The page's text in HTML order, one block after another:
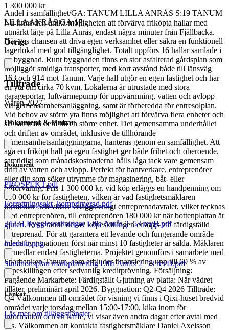
1 300 000 kr
Nu finns den unika möjligheten att förvärva friköpta hallar med
utmärkt läge på Lilla Anrås, endast några minuter från Fjällbacka.
Här ges chansen att driva egen verksamhet eller säkra en funktionell
lagerlokal med god tillgänglighet. Totalt uppförs 16 hallar samlade i
en byggnad. Runt byggnaden finns en stor asfalterad gårdsplan som
möjliggör smidiga transporter, med kort avstånd både till länsväg
163 och 914 mot Tanum. Varje hall utgör en egen fastighet och har
en yta om cirka 70 kvm. Lokalerna är utrustade med stora
garageportar, luftvärmepump för uppvärmning, vatten och avlopp
via gemensamhetsanläggning, samt är förberedda för entresolplan.
Vid behov av större yta finns möjlighet att förvärva flera enheter och
slå samman dem till en större enhet. Det gemensamma underhållet
och driften av området, inklusive de tillhörande
gemensamhetsanläggningarna, hanteras genom en samfällighet. Att
äga en friköpt hall på egen fastighet ger både frihet och oberoende,
samtidigt som månadskostnaderna hålls låga tack vare gemensam
drift av vatten och avlopp. Perfekt för hantverkare, entreprenörer
eller dig som söker utrymme för magasinering, båt- eller
bilförvaring. Pris 1 300 000 kr, vid köp erläggs en handpenning om
100 000 kr för fastigheten, vilken är vad fastighetsmäklaren
förmedlar och vidare erläggs enligt entreprenadavtalet, vilket tecknas
med entreprenören, till entreprenören 180 000 kr när bottenplattan är
gjuten. Resterande del av köpeskillingen erläggs vid färdigställd
entreprenad. För att garantera ett levande och fungerande område
inleds byggnationen först när minst 10 fastigheter är sålda. Mäklaren
förmedlar endast fastigheterna. Projektet genomförs i samarbete med
Sparbanken Tanum, som erbjuder finansiering upp till 60 % av
köpeskillingen efter sedvanlig kreditprövning. Försäljning:
Pågående Markarbete: Färdigställt Gjutning av platta: När vädret
tillåter, preliminärt april 2026. Byggnation: Q2-Q4 2026 Tillträde:
Q4 Välkommen till området för visning vi finns i Qixi-huset bredvid
området varje torsdag mellan 15:00-17:00, kika inom för
information och en kaffe, vi visar även andra dagar efter avtal med
oss. Välkommen att kontakta fastighetsmäklare Daniel Axelsson
Andel i samfällighet/GA: TANUM LILLA ANRÅS S:19 TANUM
LILLA ANRÅS GA:17
Övrigt
Tillträde
Våren 2027
Dokument & länkar
Dokument
PROSPEKT.pdf
Forrattningsakt_komprimerad.pdf
24224 Bygglovsritningar Lilla Anrås 2_53 revB.pdf
översikt.png
Situationsplan markplanering Lilla Anrås 2_53 revD.pdf
Länkar
Läs mer om tilläggstjänster